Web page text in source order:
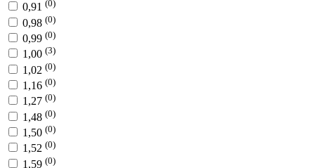
0,91 (0)
0,98 (0)
0,99 (0)
1,00 (3)
1,02 (0)
1,16 (0)
1,27 (0)
1,48 (0)
1,50 (0)
1,52 (0)
1,59 (0)